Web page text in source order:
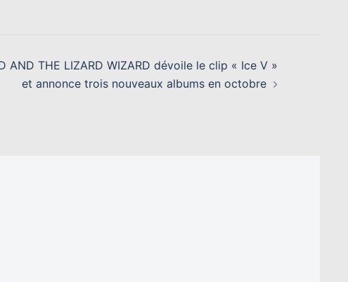
AND THE LIZARD WIZARD dévoile le clip « Ice V »
et annonce trois nouveaux albums en octobre